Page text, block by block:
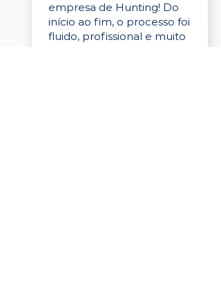
empresa de Hunting! Do
início ao fim, o processo foi
fluido, profissional e muito